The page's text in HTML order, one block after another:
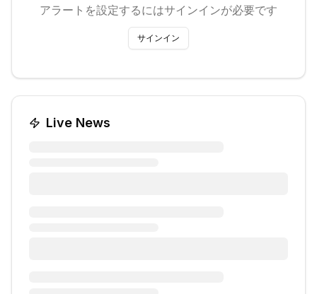
アラートを設定するにはサインインが必要です
サインイン
Live News